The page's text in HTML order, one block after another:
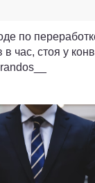
по
час, стоя у